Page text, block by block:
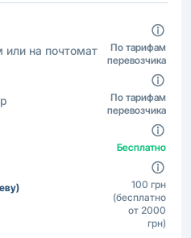
на почтомат
По тарифам
перевозчика
По тарифам
перевозчика
Бесплатно
100 грн
(бесплатно
от 2000
грн)